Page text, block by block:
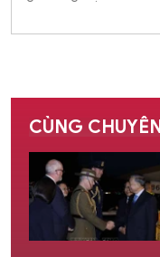
CÙNG